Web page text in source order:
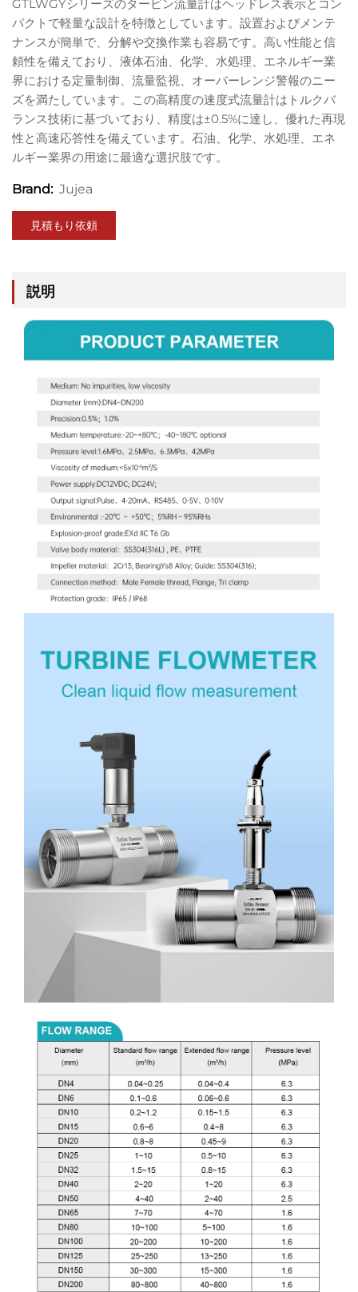
GTLWGYシリーズのタービン流量計はヘッドレス表示とコン
パクトで軽量な設計を特徴としています。設置およびメンテ
ナンスが簡単で、分解や交換作業も容易です。高い性能と信
頼性を備えており、液体石油、化学、水処理、エネルギー業
界における定量制御、流量監視、オーバーレンジ警報のニー
ズを満たしています。この高精度の速度式流量計はトルクバ
ランス技術に基づいており、精度は±0.5%に達し、優れた再現
性と高速応答性を備えています。石油、化学、水処理、エネ
ルギー業界の用途に最適な選択肢です。
Brand: Jujea
見積もり依頼
説明